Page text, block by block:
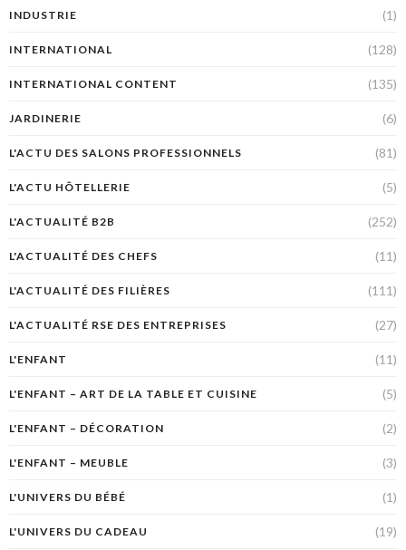
INDUSTRIE (1)
INTERNATIONAL (128)
INTERNATIONAL CONTENT (135)
JARDINERIE (6)
L'ACTU DES SALONS PROFESSIONNELS (81)
L'ACTU HÔTELLERIE (5)
L'ACTUALITÉ B2B (252)
L'ACTUALITÉ DES CHEFS (11)
L'ACTUALITÉ DES FILIÈRES (111)
L'ACTUALITÉ RSE DES ENTREPRISES (27)
L'ENFANT (11)
L'ENFANT – ART DE LA TABLE ET CUISINE (5)
L'ENFANT – DÉCORATION (2)
L'ENFANT – MEUBLE (3)
L'UNIVERS DU BÉBÉ (1)
L'UNIVERS DU CADEAU (19)